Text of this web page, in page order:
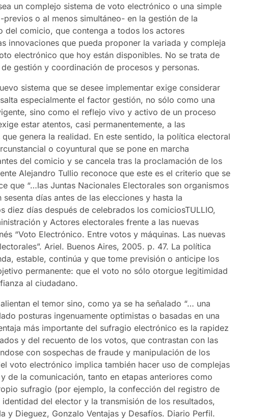
un complejo sistema de voto electrónico o una simple
o al menos simultáneo- en la gestión de la
del comicio, que contenga a todos los actores
innovaciones que pueda proponer la variada y compleja
electrónico que hoy están disponibles. No se trata de
gestión y coordinación de procesos y personas.
sistema que se desee implementar exige considerar
especialmente el factor gestión, no sólo como una
sino como el reflejo vivo y activo de un proceso
estar atentos, casi permanentemente, a las
genera la realidad. En este sentido, la política electoral
o coyuntural que se pone en marcha
del comicio y se cancela tras la proclamación de los
Alejandro Tullio reconoce que este es el criterio que se
que “…las Juntas Nacionales Electorales son organismos
días antes de las elecciones y hasta la
diez días después de celebrados los comiciosTULLIO,
y Actores electorales frente a las nuevas
“Voto Electrónico. Entre votos y máquinas. Las nuevas
Ariel. Buenos Aires, 2005. p. 47. La política
estable, continúa y que tome previsión o anticipe los
permanente: que el voto no sólo otorgue legitimidad
al ciudadano.
el temor sino, como ya se ha señalado “… una
posturas ingenuamente optimistas o basadas en una
más importante del sufragio electrónico es la rapidez
y del recuento de los votos, que contrastan con las
con sospechas de fraude y manipulación de los
voto electrónico implica también hacer uso de complejas
de la comunicación, tanto en etapas anteriores como
sufragio (por ejemplo, la confección del registro de
del elector y la transmisión de los resultados,
y Dieguez, Gonzalo Ventajas y Desafíos. Diario Perfil.